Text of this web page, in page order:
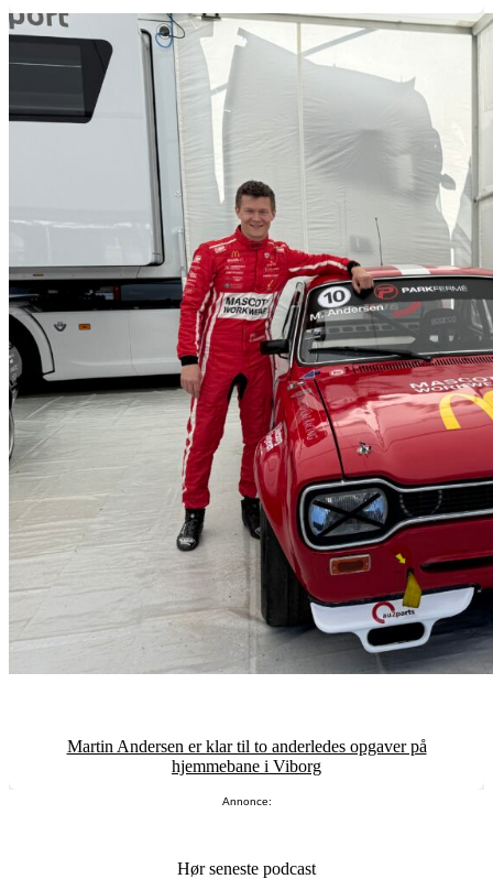
Martin Andersen er klar til to anderledes opgaver på
hjemmebane i Viborg
Annonce:
Hør seneste podcast